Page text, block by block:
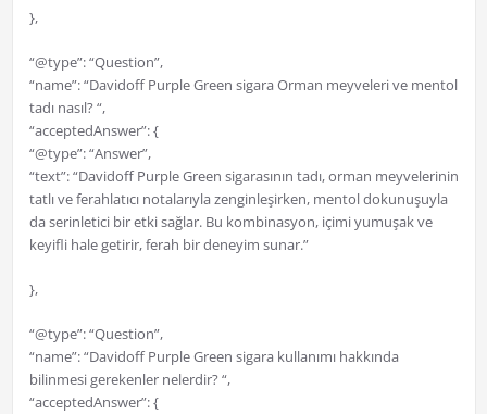
},
“@type”: “Question”,
“name”: “Davidoff Purple Green sigara Orman meyveleri ve mentol
tadı nasıl? “,
“acceptedAnswer”: {
“@type”: “Answer”,
“text”: “Davidoff Purple Green sigarasının tadı, orman meyvelerinin
tatlı ve ferahlatıcı notalarıyla zenginleşirken, mentol dokunuşuyla
da serinletici bir etki sağlar. Bu kombinasyon, içimi yumuşak ve
keyifli hale getirir, ferah bir deneyim sunar.”
},
“@type”: “Question”,
“name”: “Davidoff Purple Green sigara kullanımı hakkında
bilinmesi gerekenler nelerdir? “,
“acceptedAnswer”: {